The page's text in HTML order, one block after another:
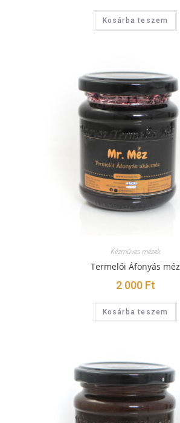
Kosárba teszem
Kézműves mézek
Termelői Áfonyás méz
2 000 Ft
Kosárba teszem